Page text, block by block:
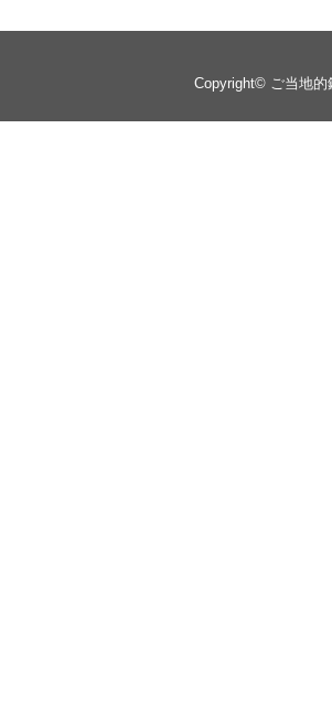
Copyright© ご当地